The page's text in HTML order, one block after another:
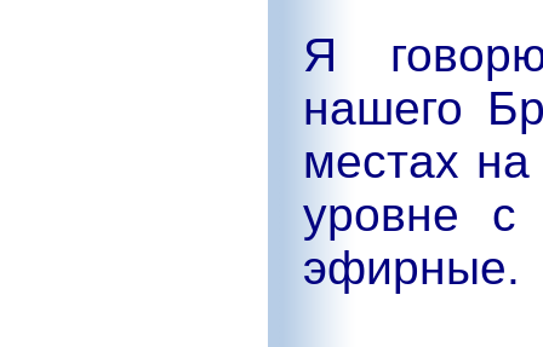
Я
нашего
местах
уровне
эфирные.